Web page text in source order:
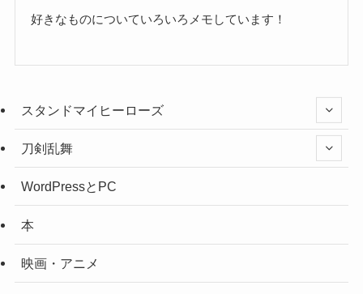
好きなものについていろいろメモしています！
スタンドマイヒーローズ
刀剣乱舞
WordPressとPC
本
映画・アニメ